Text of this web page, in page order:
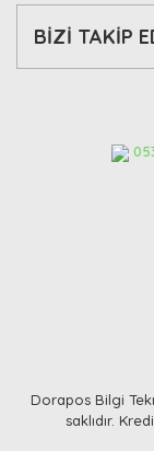
BİZİ TAKİP
Dorapos Bilgi
saklıdır.